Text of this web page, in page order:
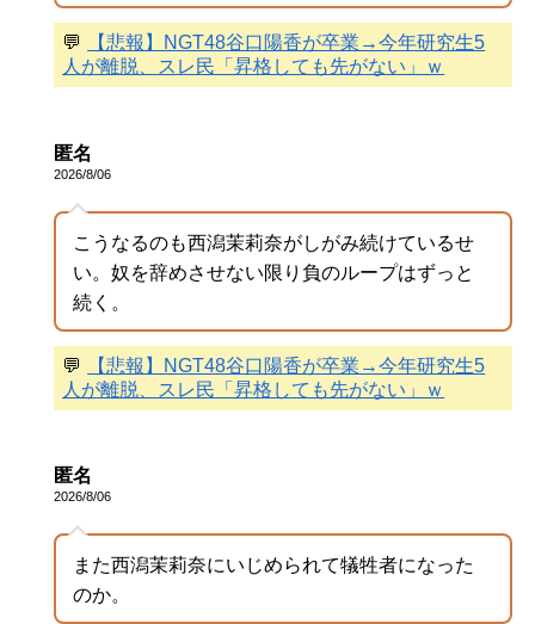
💬
【悲報】NGT48谷口陽香が卒業→今年研究生5
人が離脱、スレ民「昇格しても先がない」ｗ
匿名
2026/8/06
こうなるのも西潟茉莉奈がしがみ続けているせ
い。奴を辞めさせない限り負のループはずっと
続く。
💬
【悲報】NGT48谷口陽香が卒業→今年研究生5
人が離脱、スレ民「昇格しても先がない」ｗ
匿名
2026/8/06
また西潟茉莉奈にいじめられて犠牲者になった
のか。